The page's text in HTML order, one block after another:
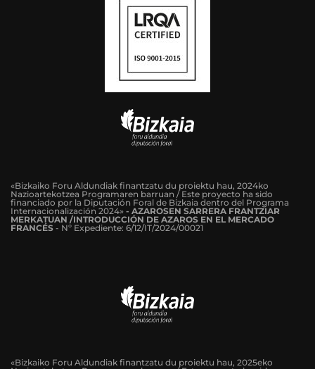
«Bizkaiko Foru Aldundiak finantzatu du proiektu hau, 2024ko
Nazioartekotzea Programaren barruan / Este proyecto ha sido
financiado por la Diputación Foral de Bizkaia dentro del Programa
Internacionalización 2024» - AZAROSEN SARRERA FRANTZIAR
MERKATUAN /INTRODUCCIÓN DE AZAROS EN EL MERCADO
FRANCÉS - Nº Expediente: 6/12/IT/2024/00021
«Bizkaiko Foru Aldundiak finantzatu du proiektu hau, 2025eko